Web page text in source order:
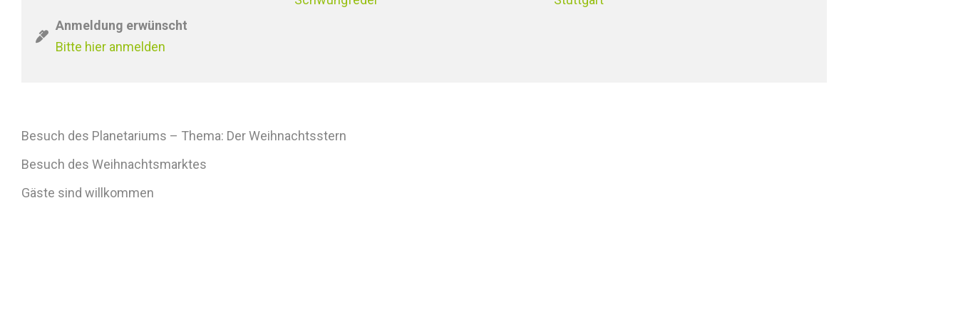
Anmeldung erwünscht
Bitte hier anmelden
Besuch des Planetariums – Thema: Der Weihnachtsstern
Besuch des Weihnachtsmarktes
Gäste sind willkommen